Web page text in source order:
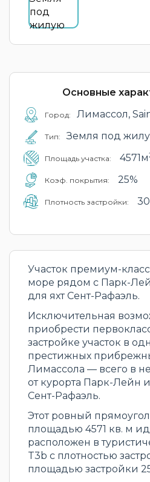
Основные
Город: Лимассол,
Тип: Земля под
Площадь участка: 4571м
Коэф. покрытия: 25%
Плотность застройки:
Участок премиум-
море рядом с Парк-
для яхт Сент-Рафаэль.
Исключительная
приобрести
застройке участок в
престижных
Лимассола — всего в
от курорта Парк-Лейн
Сент-Рафаэль.
Этот ровный
площадью 4571 кв. м
расположен в
T3b с плотностью
площадью застройки